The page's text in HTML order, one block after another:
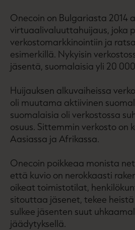
Onecoin on Bulgariasta 2014
virtuaalivaluuttahuijaus, joka
verkostomarkkinointiin ja
esimerkillä. Nykyisin
jäsentä, suomalaisia yli 20
Huijauksen alkuvaiheissa
oli muutama aktiivinen
suomalaisia oli verkostossa
osuus. Sittemmin verkosto on
Aasiassa ja Afrikassa.
Onecoin poikkeaa monista
että kuvio on nerokkaasti
oikeat toimistotilat,
sitouttaa jäsenet, tekee
sulkee jäsenten suut
jäädytyksellä.